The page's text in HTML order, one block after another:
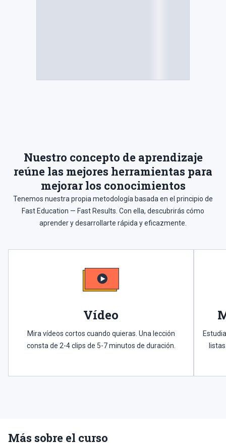
Nuestro concepto de aprendizaje
reúne las mejores herramientas para
mejorar los conocimientos
Tenemos nuestra propia metodología basada en el principio de
Fast Education — Fast Results. Con ella, descubrirás cómo
aprender y desarrollarte rápida y eficazmente.
Vídeo
Mira vídeos cortos cuando quieras. Una lección
consta de 2-4 clips de 5-7 minutos de duración.
Más sobre el curso